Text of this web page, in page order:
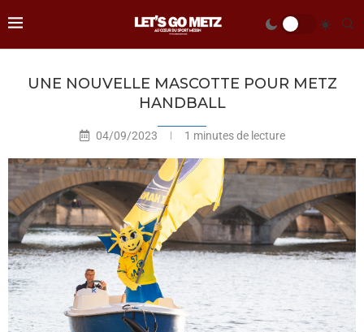
UNE NOUVELLE MASCOTTE POUR METZ
HANDBALL
04/09/2023 1 minutes de lecture